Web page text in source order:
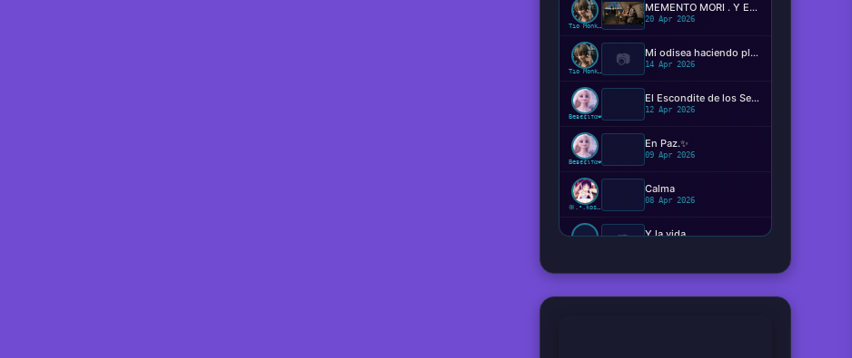
Tío Monkey
MEMENTO MORI . Y EL MIEDO DE MORIR?
20 Apr 2026
Tío Monkey
📷 Mi odisea haciendo plugins
14 Apr 2026
Beвє¢ιтα❤️
El Escondite de los Sentimientos
12 Apr 2026
Beвє¢ιтα❤️
En Paz.✨️
09 Apr 2026
ꕥ.•.kosaki.•.🦋
Calma
08 Apr 2026
📷 Y la vida...
Tío Monkey
Hemos viajado verdaderamente en el tiempo ?